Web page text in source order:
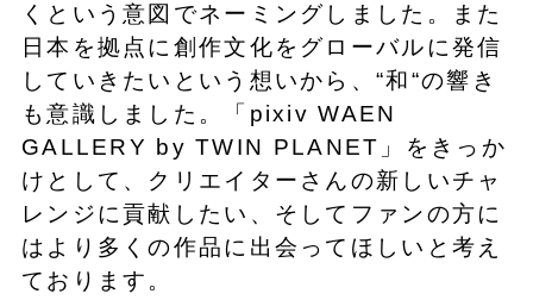
くという意図でネーミングしました。また
日本を拠点に創作文化をグローバルに発信
していきたいという想いから、“和“の響き
も意識しました。「pixiv WAEN
GALLERY by TWIN PLANET」をきっか
けとして、クリエイターさんの新しいチャ
レンジに貢献したい、そしてファンの方に
はより多くの作品に出会ってほしいと考え
ております。